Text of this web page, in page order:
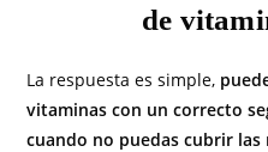
de
La respuesta es simple,
vitaminas con un correcto
cuando no puedas cubrir las